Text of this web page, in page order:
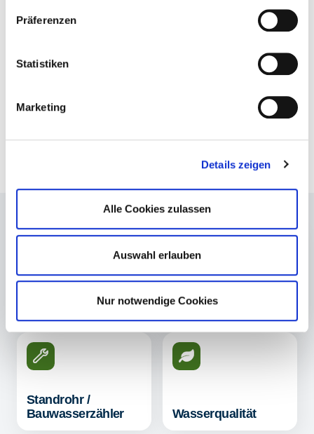
Präferenzen
Statistiken
Marketing
Details zeigen
Alle Cookies zulassen
Auswahl erlauben
Nur notwendige Cookies
Grundstücks
Standrohr /
Bauwasserzähler
Wasserqualität